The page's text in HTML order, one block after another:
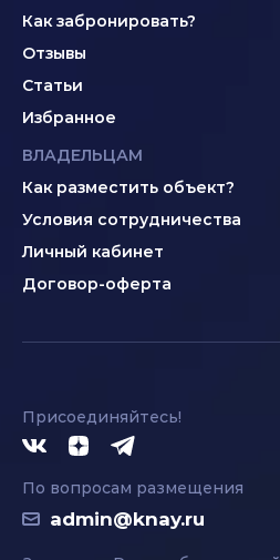
Как забронировать?
Отзывы
Статьи
Избранное
ВЛАДЕЛЬЦАМ
Как разместить объект?
Условия сотрудничества
Личный кабинет
Договор-оферта
Присоединяйтесь!
По вопросам размещения
admin@knay.ru